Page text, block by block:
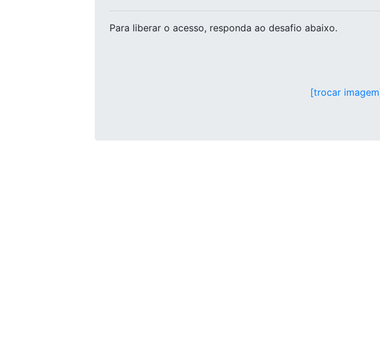
Para liberar o acesso, responda ao desafio abaixo.
[trocar